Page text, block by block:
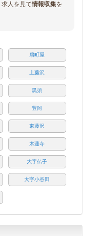
求人を見て情報収集を
扇町屋
上藤沢
黒須
豊岡
東藤沢
木蓮寺
大字仏子
大字小谷田